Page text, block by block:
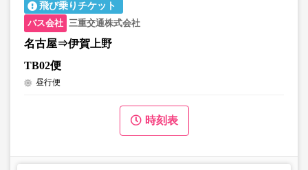
飛び乗りチケット
三重交通株式会社
名古屋⇒伊賀上野
TB02便
昼行便
時刻表